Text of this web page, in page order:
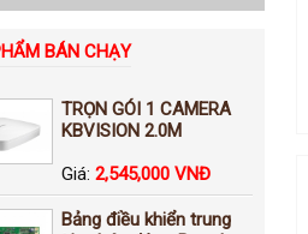
BÁN CHẠY
TRỌN GÓI 1 CAMERA
KBVISION 2.0M
Giá: 2,545,000 VNĐ
Bảng điều khiển trung